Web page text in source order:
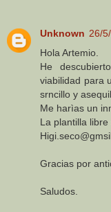
Unknown 26/
Hola Artemio.
He
viabilidad para
srncillo y
Me harìas un
La plantilla
Gracias por
Saludos.